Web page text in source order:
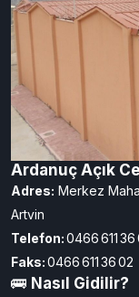
Ardanuç Açık
Adres:Merkez